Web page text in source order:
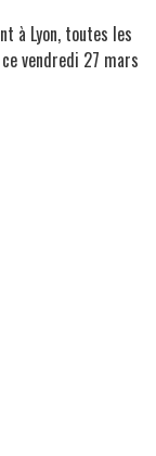
à Lyon, toutes les
vendredi 27 mars